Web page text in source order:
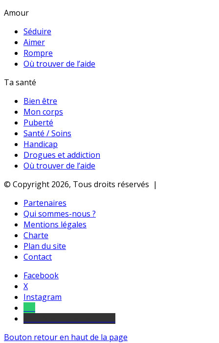
Amour
Séduire
Aimer
Rompre
Où trouver de l’aide
Ta santé
Bien être
Mon corps
Puberté
Santé / Soins
Handicap
Drogues et addiction
Où trouver de l’aide
© Copyright 2026, Tous droits réservés |
Partenaires
Qui sommes-nous ?
Mentions légales
Charte
Plan du site
Contact
Facebook
X
Instagram
Bouton retour en haut de la page